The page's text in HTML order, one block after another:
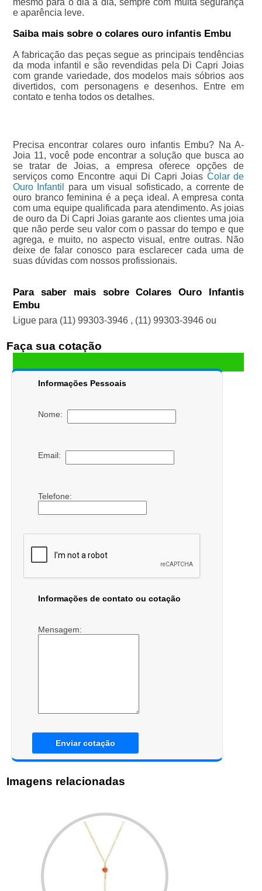
mesmo para o dia a dia, sempre com muita segurança
e aparência leve.
Saiba mais sobre o colares ouro infantis Embu
A fabricação das peças segue as principais tendências
da moda infantil e são revendidas pela Di Capri Joias
com grande variedade, dos modelos mais sóbrios aos
divertidos, com personagens e desenhos. Entre em
contato e tenha todos os detalhes.
Precisa encontrar colares ouro infantis Embu? Na A-
Joia 11, você pode encontrar a solução que busca ao
se tratar de Joias, a empresa oferece opções de
serviços como Encontre aqui Di Capri Joias Colar de
Ouro Infantil
para um visual sofisticado, a corrente de
ouro branco feminina é a peça ideal. A empresa conta
com uma equipe qualificada para atendimento. As joias
de ouro da Di Capri Joias garante aos clientes uma joia
que não perde seu valor com o passar do tempo e que
agrega, e muito, no aspecto visual, entre outras. Não
deixe de falar conosco para esclarecer cada uma de
suas dúvidas com nossos profissionais.
Para saber mais sobre Colares Ouro Infantis
Embu
Ligue para (11) 99303-3946 , (11) 99303-3946 ou
Faça sua cotação
Informações Pessoais
Nome:
Email:
Telefone:
Informações de contato ou cotação
Mensagem:
Enviar cotação
Imagens relacionadas